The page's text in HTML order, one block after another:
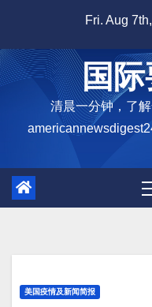
content
Fri. Aug
国
清晨一分钟，了
美国疫情及新闻简报